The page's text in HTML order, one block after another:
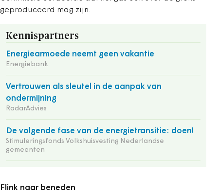
geproduceerd mag zijn.
Kennispartners
Energiearmoede neemt geen vakantie
Energiebank
Vertrouwen als sleutel in de aanpak van
ondermijning
RadarAdvies
De volgende fase van de energietransitie: doen!
Stimuleringsfonds Volkshuisvesting Nederlandse
gemeenten
Flink naar beneden